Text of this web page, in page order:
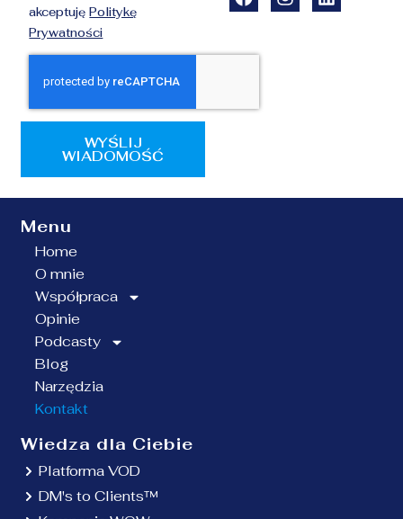
akceptujęPolitykę
Prywatności
WYŚLIJ
WIADOMOŚĆ
Menu
Home
O mnie
Współpraca
Opinie
Podcasty
Blog
Narzędzia
Kontakt
Wiedza dla Ciebie
Platforma VOD
DM's to Clients™